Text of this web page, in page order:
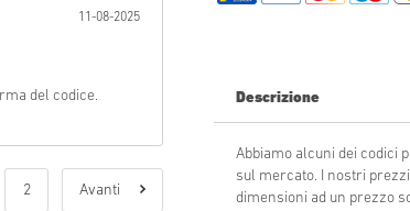
11-08-2025
del codice.
2 Avanti
Descrizione
Abbiamo alcuni dei codici
sul mercato. I nostri
dimensioni ad un prezzo